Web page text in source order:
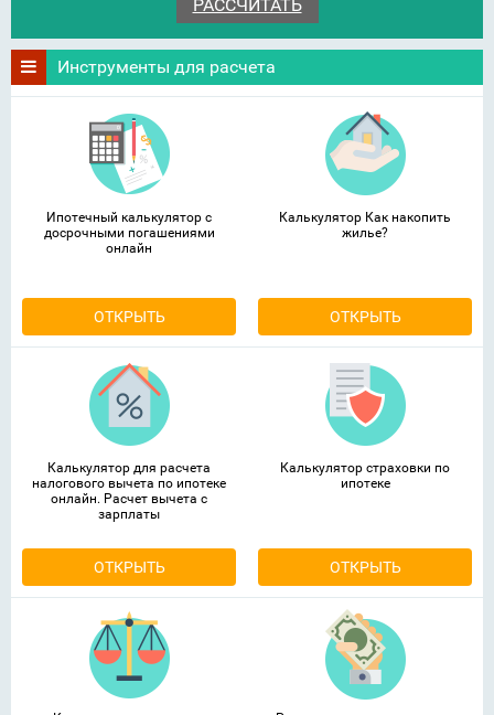
Инструменты для расчета
Ипотечный калькулятор с
досрочными погашениями
онлайн
ОТКРЫТЬ
Калькулятор Как накопить
жилье?
ОТКРЫТЬ
Калькулятор для расчета
налогового вычета по ипотеке
онлайн. Расчет вычета с
зарплаты
ОТКРЫТЬ
Калькулятор страховки по
ипотеке
ОТКРЫТЬ